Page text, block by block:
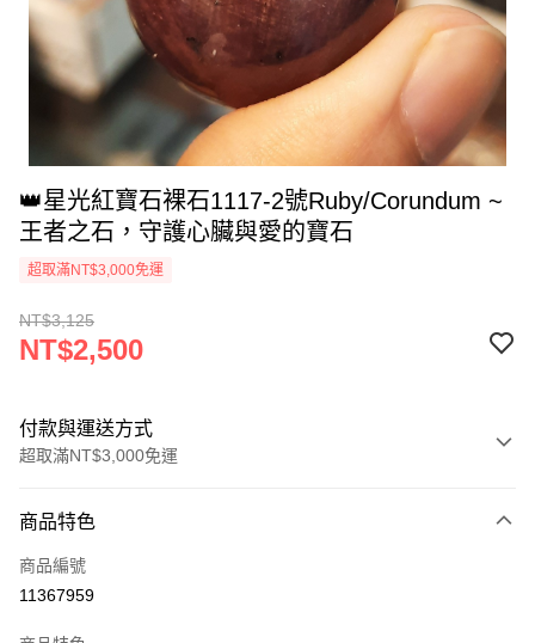
👑星光紅寶石裸石1117-2號Ruby/Corundum ⁡~
王者之石，守護心臟與愛的寶石
超取滿NT$3,000免運
NT$3,125
NT$2,500
付款與運送方式
超取滿NT$3,000免運
信用卡一次付款
超商取貨付款
商品特色
商品編號
11367959